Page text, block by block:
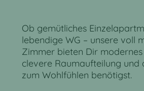
Ob gemütliches
lebendige WG – unsere voll
Zimmer bieten Dir modernes
clevere Raumaufteilung und
zum Wohlfühlen benötigst.